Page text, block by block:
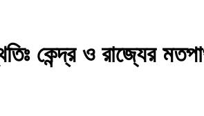
কেন্দ্র ও রাজ্যের